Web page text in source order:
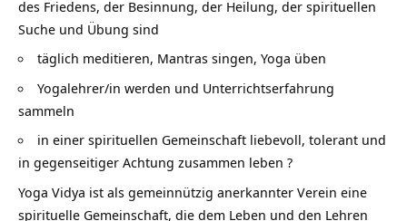
des Friedens, der Besinnung, der Heilung, der spirituellen
Suche und Übung sind
täglich meditieren, Mantras singen, Yoga üben
Yogalehrer/in werden und Unterrichtserfahrung
sammeln
in einer spirituellen Gemeinschaft liebevoll, tolerant und
in gegenseitiger Achtung zusammen leben ?
Yoga Vidya ist als gemeinnützig anerkannter Verein eine
spirituelle Gemeinschaft, die dem Leben und den Lehren